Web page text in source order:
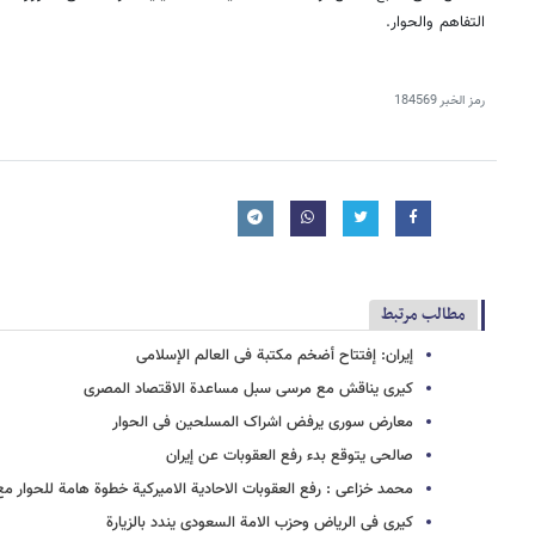
التفاهم والحوار.
رمز الخبر184569
مطالب مرتبط
إیران: إفتتاح أضخم مکتبة فی العالم الإسلامی
کیری یناقش مع مرسی سبل مساعدة الاقتصاد المصری
معارض سوری یرفض اشراک المسلحین فی الحوار
صالحی یتوقع بدء رفع العقوبات عن إیران
محمد خزاعی : رفع العقوبات الاحادیة الامیرکیة خطوة هامة للحوار
کیری فی الریاض وحزب الامة السعودی یندد بالزیارة